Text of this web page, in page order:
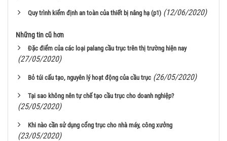
Quy trình kiểm định an toàn của thiết bị nâng hạ (p1) (12/06/2020)
Những tin cũ hơn
Đặc điểm của các loại palang cầu trục trên thị trường hiện nay
(27/05/2020)
Bỏ túi cấu tạo, nguyên lý hoạt động của cầu trục (26/05/2020)
Tại sao không nên tự chế tạo cầu trục cho doanh nghiệp?
(25/05/2020)
Khi nào cần sử dụng cổng trục cho nhà máy, công xưởng
(23/05/2020)